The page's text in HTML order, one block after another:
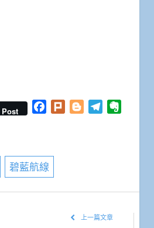
Post Facebook
Plurk BloggerTelegram
碧藍航線
上一篇文章